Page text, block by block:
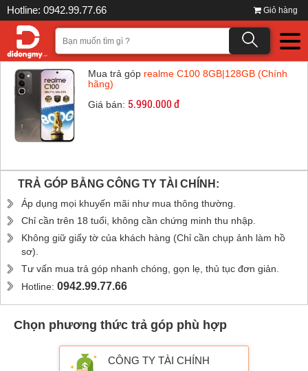
Hotline: 0942.99.77.66 Giỏ hàng
Mua trả góp realme C100 8GB|128GB (Chính
hãng)
Giá bán: 5.990.000 đ
TRẢ GÓP BẰNG CÔNG TY TÀI CHÍNH:
Áp dụng mọi khuyến mãi như mua thông thường.
Chỉ cần trên 18 tuổi, không cần chứng minh thu nhập.
Không giữ giấy tờ của khách hàng (Chỉ cần chụp ảnh làm hồ
sơ).
Tư vấn mua trả góp nhanh chóng, gọn lẹ, thủ tục đơn giản.
Hotline: 0942.99.77.66
Chọn phương thức trả góp phù hợp
CÔNG TY TÀI CHÍNH